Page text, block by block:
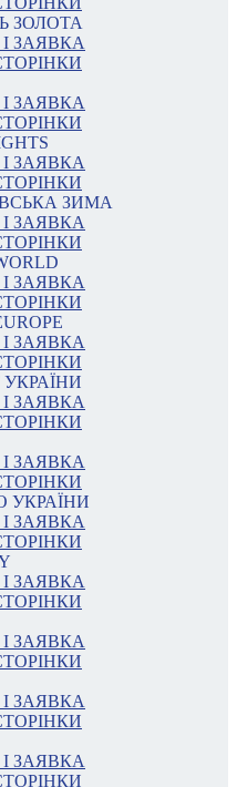
ЗОЛОТА
ЗАЯВКА
ЗАЯВКА
ЗАЯВКА
ЗИМА
ЗАЯВКА
ЗАЯВКА
ЗАЯВКА
ЗАЯВКА
ЗАЯВКА
УКРАЇНИ
ЗАЯВКА
ЗАЯВКА
ЗАЯВКА
ЗАЯВКА
ЗАЯВКА